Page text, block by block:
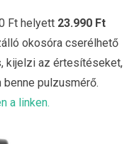
Ft helyett 23.990 Ft
okosóra cserélhető
kijelzi az értesítéseket,
pulzusmérő.
a linken.